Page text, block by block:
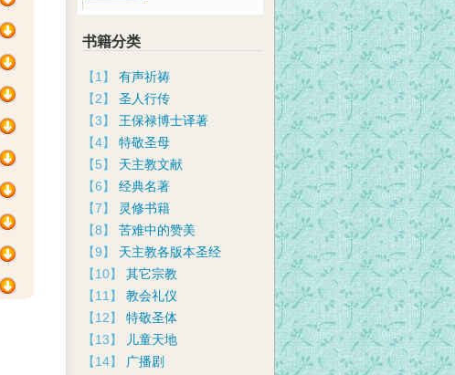
书籍分类
【1】 有声祈祷
【2】 圣人行传
【3】 王保禄博士译著
【4】 特敬圣母
【5】 天主教文献
【6】 经典名著
【7】
灵修书籍
【8】 苦难中的赞美
【9】 天主教各版本圣经
【10】 其它宗教
【11】 教会礼仪
【12】 特敬圣体
【13】
儿童天地
【14】
广播剧